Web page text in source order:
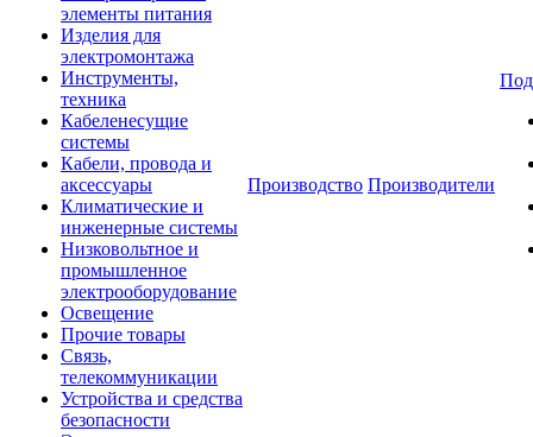
элементы питания
Изделия для
электромонтажа
Инструменты,
техника
Кабеленесущие
системы
Кабели, провода и
аксессуары
Климатические и
инженерные системы
Низковольтное и
промышленное
электрооборудование
Освещение
Прочие товары
Связь,
телекоммуникации
Устройства и средства
безопасности
Производство Производители